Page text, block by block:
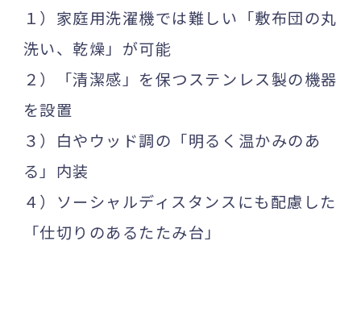
１）家庭用洗濯機では難しい「敷布団の丸
洗い、乾燥」が可能
２）「清潔感」を保つステンレス製の機器
を設置
３）白やウッド調の「明るく温かみのあ
る」内装
４）ソーシャルディスタンスにも配慮した
「仕切りのあるたたみ台」